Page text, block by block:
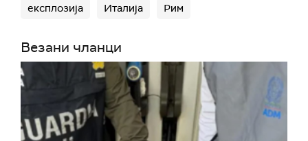
експлозија Италија Рим
Везани чланци